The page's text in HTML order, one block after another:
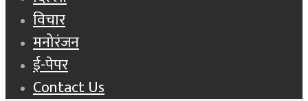
विचार
मनोरंजन
ई-पेपर
Contact Us